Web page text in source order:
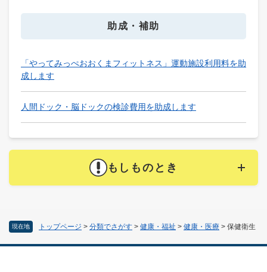
現在地 トップページ > 分類でさがす > 健康・福祉 > 健康・医療 > 保健衛生
助成・補助
「やってみっぺおおくまフィットネス」運動施設利用料を助
成します
人間ドック・脳ドックの検診費用を助成します
もしものとき